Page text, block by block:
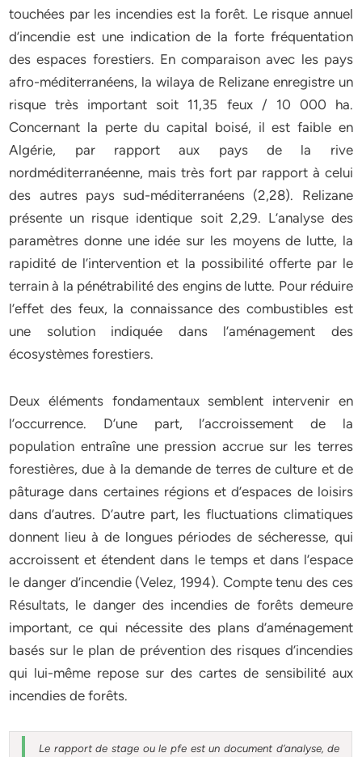
touchées par les incendies est la forêt. Le risque annuel
d’incendie est une indication de la forte fréquentation
des espaces forestiers. En comparaison avec les pays
afro-méditerranéens, la wilaya de Relizane enregistre un
risque très important soit 11,35 feux / 10 000 ha.
Concernant la perte du capital boisé, il est faible en
Algérie, par rapport aux pays de la rive
nordméditerranéenne, mais très fort par rapport à celui
des autres pays sud-méditerranéens (2,28). Relizane
présente un risque identique soit 2,29. L’analyse des
paramètres donne une idée sur les moyens de lutte, la
rapidité de l’intervention et la possibilité offerte par le
terrain à la pénétrabilité des engins de lutte. Pour réduire
l’effet des feux, la connaissance des combustibles est
une solution indiquée dans l’aménagement des
écosystèmes forestiers.
Deux éléments fondamentaux semblent intervenir en
l’occurrence. D’une part, l’accroissement de la
population entraîne une pression accrue sur les terres
forestières, due à la demande de terres de culture et de
pâturage dans certaines régions et d’espaces de loisirs
dans d’autres. D’autre part, les fluctuations climatiques
donnent lieu à de longues périodes de sécheresse, qui
accroissent et étendent dans le temps et dans l’espace
le danger d’incendie (Velez, 1994). Compte tenu des ces
Résultats, le danger des incendies de forêts demeure
important, ce qui nécessite des plans d’aménagement
basés sur le plan de prévention des risques d’incendies
qui lui-même repose sur des cartes de sensibilité aux
incendies de forêts.
Le rapport de stage ou le pfe est un document d’analyse, de